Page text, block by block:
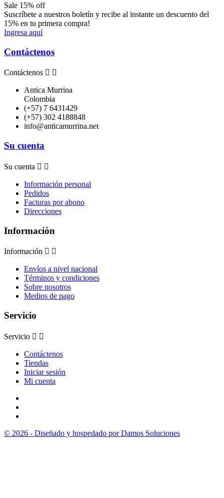
Sale 15% off
Suscríbete a nuestros boletín y recibe al instante un descuento del
15% en tu primera compra!
Ingresa aquí
Contáctenos
Contáctenos  
Antica Murrina
Colombia
(+57) 7 6431429
(+57) 302 4188848
info@anticamurrina.net
Su cuenta
Su cuenta  
Información personal
Pedidos
Facturas por abono
Direcciones
Información
Información  
Envíos a nivel nacional
Términos y condiciones
Sobre nosotros
Medios de pago
Servicio
Servicio  
Contáctenos
Tiendas
Iniciar sesión
Mi cuenta
© 2026 - Diseñado y hospedado por Damos Soluciones